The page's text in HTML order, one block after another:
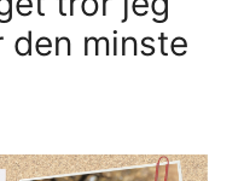
den minste